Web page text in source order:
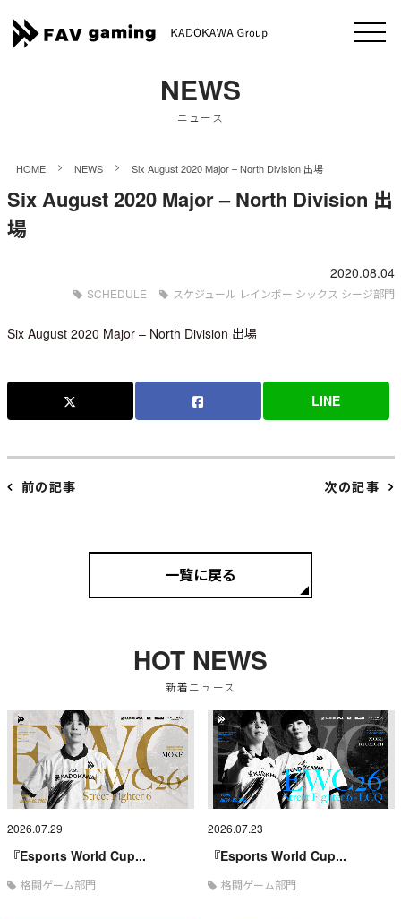
NEWS
ニュース
HOME > NEWS > Six August 2020 Major – North Division 出場
Six August 2020 Major – North Division 出
場
2020.08.04
SCHEDULE スケジュール レインボー シックス シージ部門
Six August 2020 Major – North Division 出場
LINE
前の記事 次の記事
一覧に戻る
HOT NEWS
新着ニュース
2026.07.29
『Esports World Cup...
格闘ゲーム部門
2026.07.23
『Esports World Cup...
格闘ゲーム部門